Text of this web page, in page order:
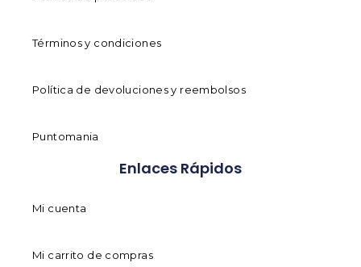
Términos y condiciones
Política de devoluciones y reembolsos
Puntomania
Enlaces Rápidos
Mi cuenta
Mi carrito de compras